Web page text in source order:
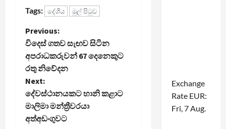
Tags: දේශීය මුල් පිටුව
P
o
s
t
n
Previous:
විදෙස් ගතව සැඟව සිටින
අපරාධකරුවන් 67 දෙනෙකුට
රතු නිවේදන
Next:
දේවස්ථානයකට හානි කළාට
මාලිමා මන්ත්‍රීවරයා
අත්අඩංගුවට
Exchange
Rate EUR:
Fri, 7 Aug.